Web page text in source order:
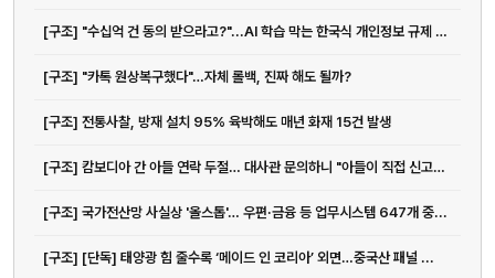
[구조] "수십억 건 동의 받으라고?"...AI 학습 막는 한국식 개인정보 규제 도마...
[구조] "카톡 원상복구했다"…자체 롤백, 진짜 해도 될까?
[구조] 전통사찰, 방재 설치 95% 육박해도 매년 화재 15건 발생
[구조] 캄보디아 간 아들 연락 두절… 대사관 문의하니 "아들이 직접 신고하...
[구조] 국가전산망 사실상 '올스톱'… 우편·금융 등 업무시스템 647개 중...
[구조] [단독] 태양광 힘 줄수록 ‘메이드 인 코리아’ 외면…중국산 패널 ...